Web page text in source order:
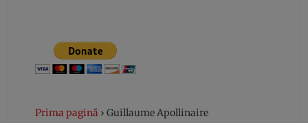
Prima pagină › Guillaume Apollinaire